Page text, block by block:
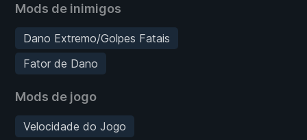
Mods de inimigos
Dano Extremo/Golpes Fatais
Fator de Dano
Mods de jogo
Velocidade do Jogo